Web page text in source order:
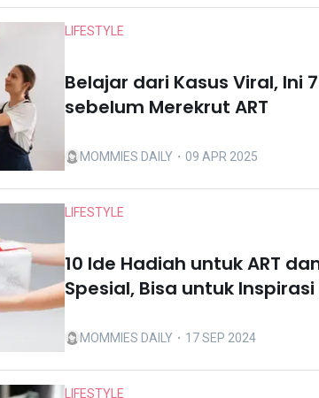
LIFESTYLE
Belajar dari Kasus Viral, Ini
sebelum Merekrut ART
MOMMIES DAILY ・09 APR 2025
LIFESTYLE
10 Ide Hadiah untuk ART
Spesial, Bisa untuk Inspirasi
MOMMIES DAILY ・17 SEP 2024
LIFESTYLE